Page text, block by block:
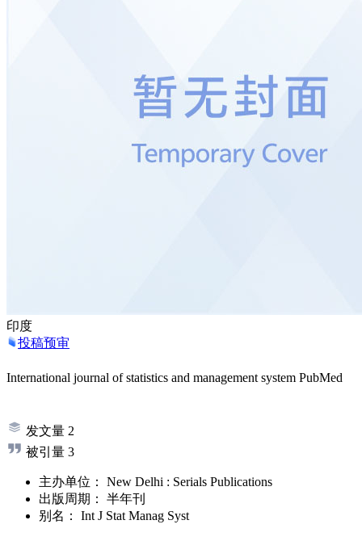
印度
投稿预审
International journal of statistics and management system PubMed
发文量 2
被引量 3
主办单位：
New Delhi : Serials Publications
出版周期：
半年刊
别名：
Int J Stat Manag Syst